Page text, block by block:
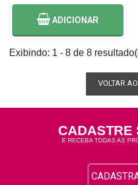
ADICIONAR
Exibindo: 1 - 8 de 8
VOLTAR
CADASTRE
E RECEBA TODAS AS